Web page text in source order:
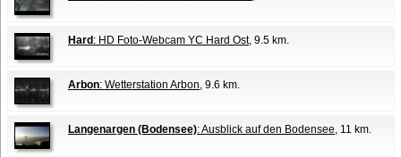
Hard : HD Foto-Webcam YC Hard Ost, 9.5 km.
Arbon: Wetterstation Arbon, 9.6 km.
Langenargen (Bodensee): Ausblick auf den Bodensee, 11 km.